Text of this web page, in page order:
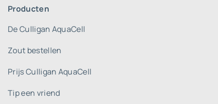
Producten
De Culligan AquaCell
Zout bestellen
Prijs Culligan AquaCell
Tip een vriend